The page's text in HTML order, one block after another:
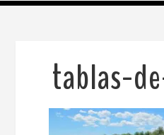
tablas-